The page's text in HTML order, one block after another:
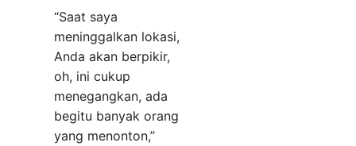
“Saat saya
meninggalkan lokasi,
Anda akan berpikir,
oh, ini cukup
menegangkan, ada
begitu banyak orang
yang menonton,”